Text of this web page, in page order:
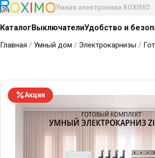
Умная электроника ROXIMO
КаталогВыключателиУдобство и
Главная / Умный дом / Электрокарнизы /
Акция